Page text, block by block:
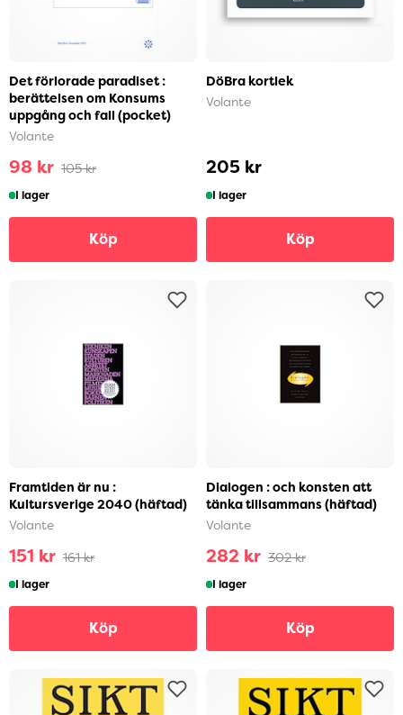
Det förlorade paradiset :
berättelsen om Konsums
uppgång och fall (pocket)
Volante
98 kr 105 kr
I lager
Köp
DöBra kortlek
Volante
205 kr
I lager
Köp
Framtiden är nu :
Kultursverige 2040 (häftad)
Volante
151 kr 161 kr
I lager
Köp
Dialogen : och konsten att
tänka tillsammans (häftad)
Volante
282 kr 302 kr
I lager
Köp